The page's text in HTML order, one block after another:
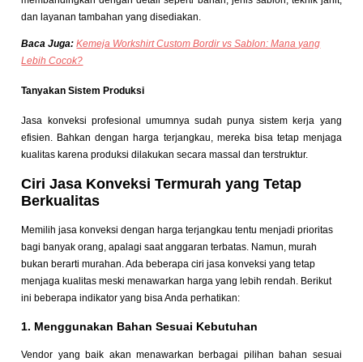
dan layanan tambahan yang disediakan.
Baca Juga: Kemeja Workshirt Custom Bordir vs Sablon: Mana yang
Lebih Cocok?
Tanyakan Sistem Produksi
Jasa konveksi profesional umumnya sudah punya sistem kerja yang
efisien. Bahkan dengan harga terjangkau, mereka bisa tetap menjaga
kualitas karena produksi dilakukan secara massal dan terstruktur.
Ciri Jasa Konveksi Termurah yang Tetap
Berkualitas
Memilih jasa konveksi dengan harga terjangkau tentu menjadi prioritas
bagi banyak orang, apalagi saat anggaran terbatas. Namun, murah
bukan berarti murahan. Ada beberapa ciri jasa konveksi yang tetap
menjaga kualitas meski menawarkan harga yang lebih rendah. Berikut
ini beberapa indikator yang bisa Anda perhatikan:
1. Menggunakan Bahan Sesuai Kebutuhan
Vendor yang baik akan menawarkan berbagai pilihan bahan sesuai